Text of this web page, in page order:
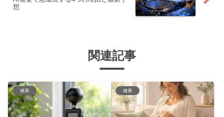
想
関連記事
健康 健康